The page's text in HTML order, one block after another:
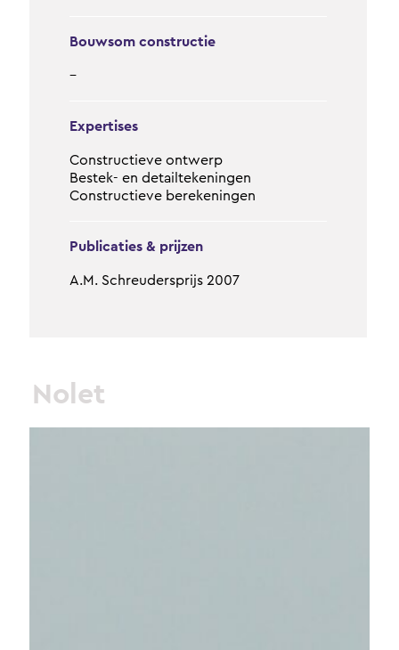
Bouwsom constructie
–
Expertises
Constructieve ontwerp
Bestek- en detailtekeningen
Constructieve berekeningen
Publicaties & prijzen
A.M. Schreudersprijs 2007
Nolet